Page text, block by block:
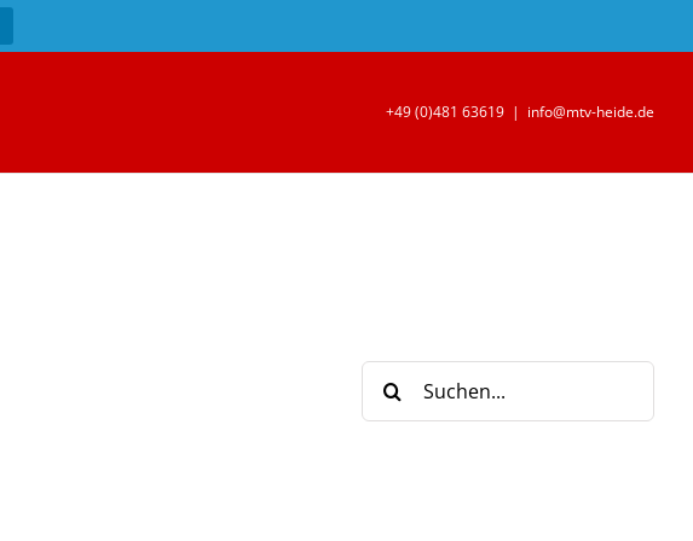
+49 (0)481 63619 | info@mtv-heide.de
Suche
nach: